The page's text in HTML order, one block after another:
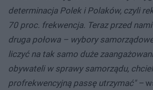
determinacja Polek i Polaków, czyli
70 proc. frekwencja. Teraz przed
druga połowa – wybory
liczyć na tak samo duże
obywateli w sprawy samorządu,
profrekwencyjną passę utrzymać" –